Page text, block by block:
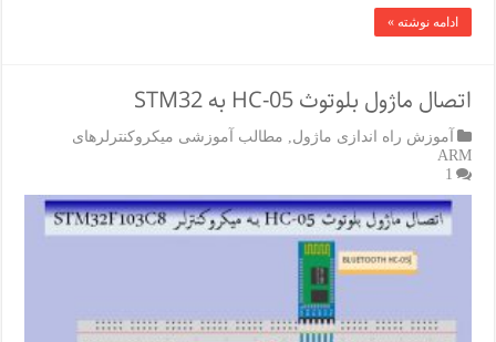
ادامه نوشته »
اتصال ماژول بلوتوث HC-05 به STM32
آموزش راه اندازی ماژول
مطالب آموزشی میکروکنترلرهای
ARM
1